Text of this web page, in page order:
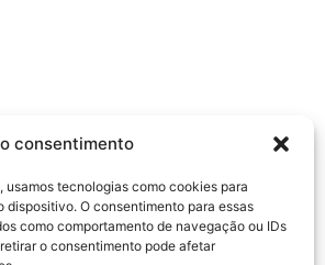
consentimento
usamos tecnologias como cookies para
O consentimento para essas
como comportamento de navegação ou IDs
o consentimento pode afetar